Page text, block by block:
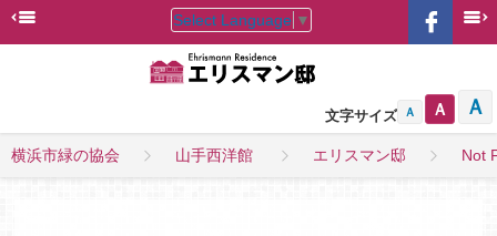
文字サイズ Ａ Ａ Ａ
Select Language ▼
横浜市緑の協会 山手西洋館 エリスマン邸 Not